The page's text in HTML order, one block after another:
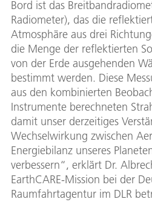
Bord ist das
Radiometer), das die
Atmosphäre aus drei
die Menge der reflektierten
von der Erde ausgehenden
bestimmt werden. Diese
aus den kombinierten
Instrumente berechneten
damit unser derzeitiges
Wechselwirkung zwischen
Energiebilanz unseres
verbessern“, erklärt Dr.
EarthCARE-Mission bei der
Raumfahrtagentur im DLR